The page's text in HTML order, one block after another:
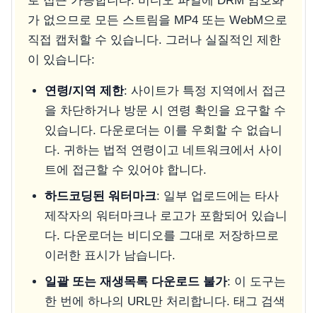
가 없으므로 모든 스트림을 MP4 또는 WebM으로
직접 캡처할 수 있습니다. 그러나 실질적인 제한
이 있습니다:
연령/지역 제한: 사이트가 특정 지역에서 접근
을 차단하거나 방문 시 연령 확인을 요구할 수
있습니다. 다운로더는 이를 우회할 수 없습니
다. 귀하는 법적 연령이고 네트워크에서 사이
트에 접근할 수 있어야 합니다.
하드코딩된 워터마크: 일부 업로드에는 타사
제작자의 워터마크나 로고가 포함되어 있습니
다. 다운로더는 비디오를 그대로 저장하므로
이러한 표시가 남습니다.
일괄 또는 재생목록 다운로드 불가: 이 도구는
한 번에 하나의 URL만 처리합니다. 태그 검색